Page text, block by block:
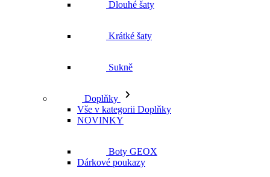
Dlouhé šaty
Krátké šaty
Sukně
Doplňky
Vše v kategorii Doplňky
NOVINKY
Boty GEOX
Dárkové poukazy